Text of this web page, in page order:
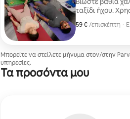
ταξίδι ήχου. Χρησιμοποιώ θιβετιανά μπολ, κουδούνια και άλλα
θεραπευτικά
το μυαλό και
59 € /επισκέπτη
59 €, ανά ·
,
Μπορείτε να στείλετε μήνυμα στον/στην
υπηρεσίες.
Τα προσόντα μου